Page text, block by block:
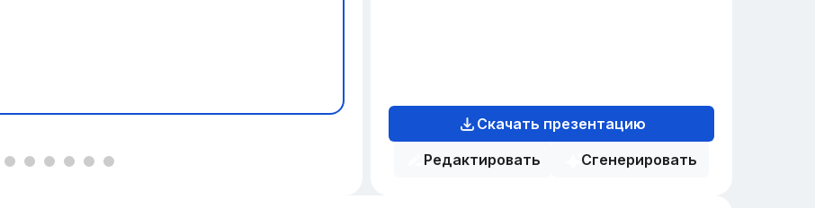
Скачать презентацию
Редактировать
Сгенерировать